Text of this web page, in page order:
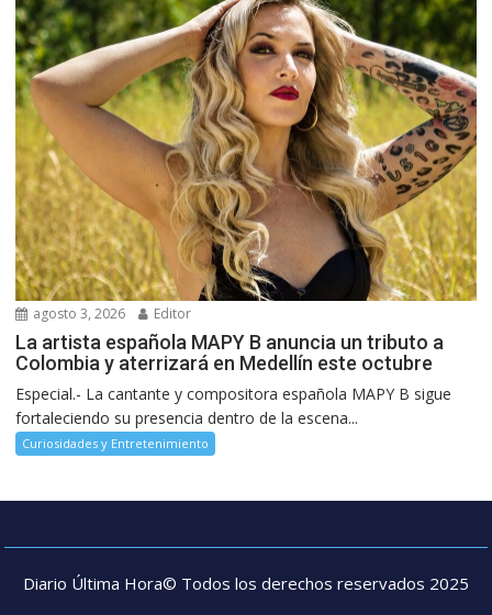
agosto 3, 2026 Editor
La artista española MAPY B anuncia un tributo a
Colombia y aterrizará en Medellín este octubre
Especial.- La cantante y compositora española MAPY B sigue
fortaleciendo su presencia dentro de la escena...
Curiosidades y Entretenimiento
Diario Última Hora© Todos los derechos reservados 2025